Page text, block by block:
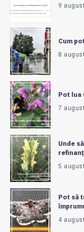
9
Cum
8
Pot lua
7
Unde
5
Pot să
4